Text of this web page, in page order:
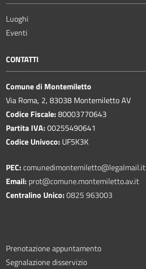
Luoghi
Eventi
CONTATTI
Comune di Montemiletto
Via Roma, 2, 83038 Montemiletto AV
Codice Fiscale:80003770643
Partita IVA:00255490641
Codice Univoco: UF5K3K
PEC:comunedimontemiletto@legalmail.it
Email: prot@comune.montemiletto.av.it
Centralino Unico:0825 963003
Prenotazione appuntamento
Segnalazione disservizio